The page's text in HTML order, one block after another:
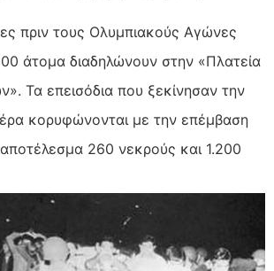
πριν τους Ολυμπιακούς Αγώνες
άτομα διαδηλώνουν στην «Πλατεία
Τα επεισόδια που ξεκίνησαν την
κορυφώνονται με την επέμβαση
260 νεκρούς και 1.200